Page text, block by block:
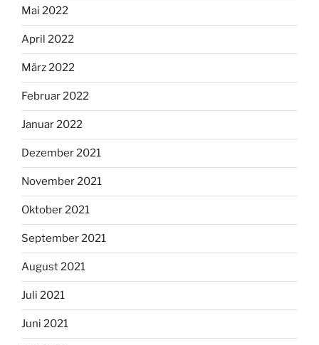
Mai 2022
April 2022
März 2022
Februar 2022
Januar 2022
Dezember 2021
November 2021
Oktober 2021
September 2021
August 2021
Juli 2021
Juni 2021